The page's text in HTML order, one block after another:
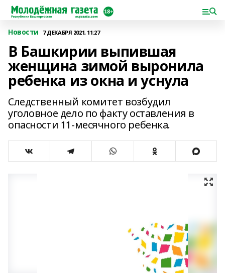
Новости 7 ДЕКАБРЯ 2021, 11:27
В Башкирии выпившая
женщина зимой выронила
ребенка из окна и уснула
Следственный комитет возбудил
уголовное дело по факту оставления в
опасности 11-месячного ребенка.